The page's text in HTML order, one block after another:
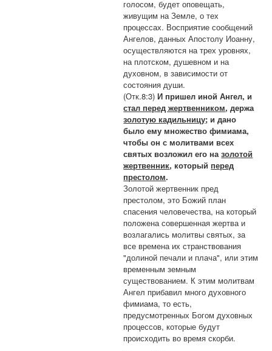
голосом, будет оповещать,
живущим на Земле, о тех
процессах. Восприятие сообщений
Ангелов, данных Апостолу Иоанну,
осуществляются на трех уровнях,
на плотском, душевном и на
духовном, в зависимости от
состояния души.
(Отк.8:3)И пришел иной Ангел, и
стал перед жертвенником, держа
золотую кадильницу; и дано
было ему множество фимиама,
чтобы он с молитвами всех
святых возложил его назолотой
жертвенник, который перед
престолом.
Золотой жертвенник пред
престолом, это Божий план
спасения человечества, на который
положена совершенная жертва и
возлагались молитвы святых, за
все времена их странствования
"долиной печали и плача", или этим
временным земным
существованием. К этим молитвам
Ангел прибавил много духовного
фимиама, то есть,
предусмотренных Богом духовных
процессов, которые будут
происходить во время скорби.